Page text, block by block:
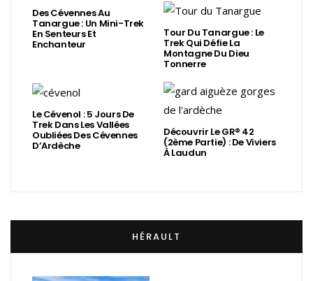
Des Cévennes Au
Tanargue : Un Mini-Trek
En Senteurs Et
Enchanteur
Tour Du Tanargue : Le
Trek Qui Défie La
Montagne Du Dieu
Tonnerre
Le Cévenol : 5 Jours De
Trek Dans Les Vallées
Oubliées Des Cévennes
D’Ardèche
Découvrir Le GR® 42
(2ème Partie) : De Viviers
À Laudun
HÉRAULT